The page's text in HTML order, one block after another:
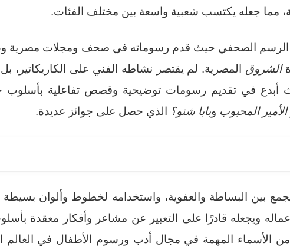
مما جعله يكتسب شعبية واسعة بين مختلف الفئات.
الرسم الصحفي حيث قدم رسوماته في صحف ومجلات مصرية
الشروق المصرية. لم يقتصر نشاطه الفني على الكاريكاتير،
أبدع في تقديم رسومات توضيحية وقصص تفاعلية بأسلوب
الأمير المحبوب وبابا شنو؟ الذي حصل على جوائز عديدة.
بين البساطة والعفوية، واستخدامه لخطوط وألوان بسيطة
ويجعله قادرًا على التعبير عن مشاعر وأفكار معقدة
من الأسماء المهمة في مجال أدب ورسوم الأطفال في العالم